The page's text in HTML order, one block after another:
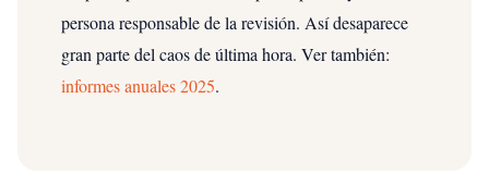
persona responsable de la revisión. Así desaparece
gran parte del caos de última hora. Ver también:
informes anuales 2025.